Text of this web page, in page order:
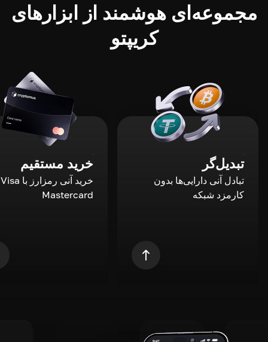
مجموعه‌ای هوشمند از ابزارهای
کریپتو
تبدیل‌گر
تبادل آنی دارایی‌ها بدون
کارمزد شبکه
خرید مستقیم
Mastercard